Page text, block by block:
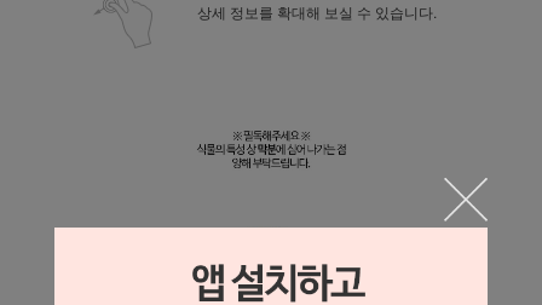
상세 정보를 확대해 보실 수 있습니다.